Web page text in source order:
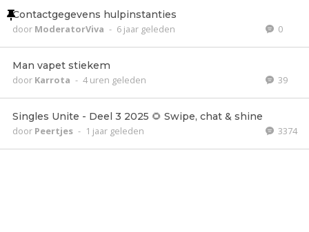
Contactgegevens hulpinstanties
door ModeratorViva - 6 jaar geleden 0
Man vapet stiekem
door Karrota - 4 uren geleden 39
Singles Unite - Deel 3 2025 🌻 Swipe, chat & shine
door Peertjes - 1 jaar geleden 3374